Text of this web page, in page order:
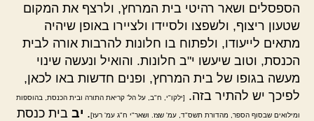
הספסלים ושאר רהיטי בית המרחץ, ולרצף את המקום
שטעון ריצוף, ולשפצו ולסיידו ולציירו באופן שיהיה
מתאים לייעודו, ולפתוח בו חלונות להרבות אורה לבית
הכנסת, וטוב שיעשו י"ב חלונות. והואיל ונעשה שינוי
מעשה בגופו של בית המרחץ, ופנים חדשות באו לכאן,
לפיכך יש להתיר בזה.
[ילקו"י, ח"ב, על הל' קריאת התורה ובית הכנסת, בהוספות
ומילואים שבסוף הספר, מהדורת תשס"ד, עמ' שצז. ושאר"י ח"ג עמ' רעז]. יב בית כנסת